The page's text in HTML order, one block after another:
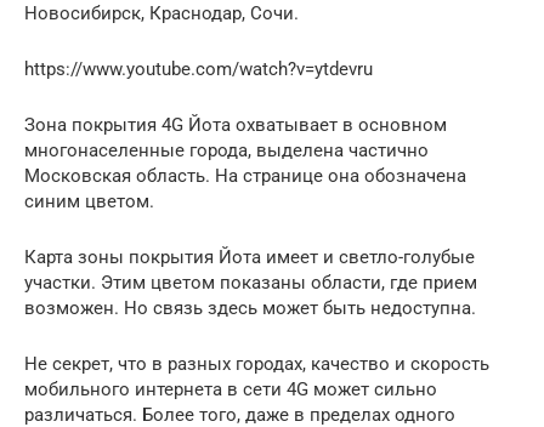
Новосибирск, Краснодар, Сочи.
https://www.youtube.com/watch?v=ytdevru
Зона покрытия 4G Йота охватывает в основном
многонаселенные города, выделена частично
Московская область. На странице она обозначена
синим цветом.
Карта зоны покрытия Йота имеет и светло-голубые
участки. Этим цветом показаны области, где прием
возможен. Но связь здесь может быть недоступна.
Не секрет, что в разных городах, качество и скорость
мобильного интернета в сети 4G может сильно
различаться. Более того, даже в пределах одного